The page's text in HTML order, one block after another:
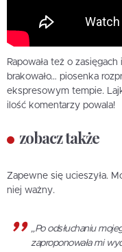
Rapowała też o
brakowało… piosenka
ekspresowym tempie.
ilość komentarzy powala!
zobacz także
Zapewne się ucieszyła.
niej ważny.
„Po odsłuchaniu
zaproponowała mi